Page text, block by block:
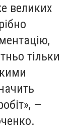
великих
тільки
—